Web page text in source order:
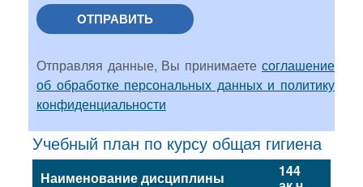
ОТПРАВИТЬ
Отправляя данные, Вы принимаете соглашение
об обработке персональных данных и политику
конфиденциальности
Учебный план по курсу общая гигиена
Наименование дисциплины 144